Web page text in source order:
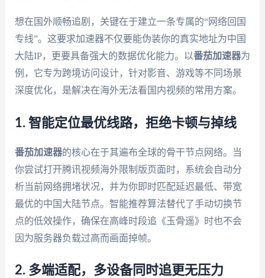
想在国外顺畅追剧，关键在于建立一条专属的“网络回国
专线”。这要求加速器不仅要能伪装你的真实地址为中国
大陆IP，更要具备强大的数据优化能力。以番茄加速器为
例，它专为跨境访问设计，针对影音、游戏等不同场景
深度优化，是解决在海外无法看国内视频的常用方案。
1. 智能定位最优线路，拒绝卡顿与掉线
番茄加速器的核心在于其遍布全球的骨干节点网络。当
你尝试打开腾讯视频海外限制版页面时，系统会自动分
析当前网络拥堵状况，并为你即时匹配延迟最低、带宽
最优的中国大陆节点。智能推荐算法替代了手动切换节
点的低效操作，确保在高峰时段追《玉骨遥》时也不会
因为服务器负载过高而画面掉帧。
2. 多端适配，多设备同时追更无压力